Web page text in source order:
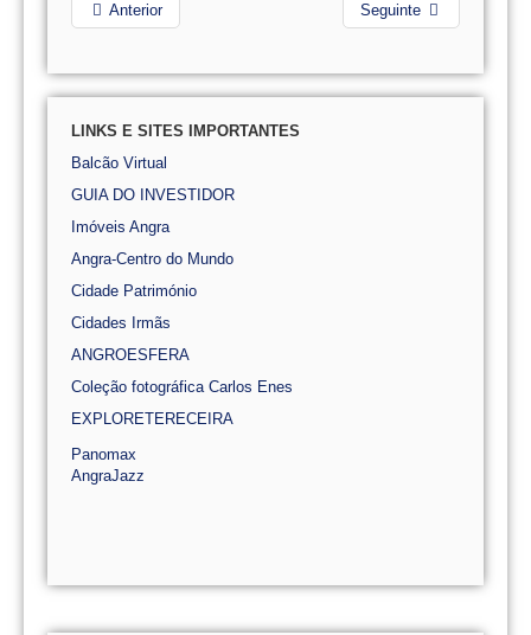
Anterior Seguinte
LINKS E SITES IMPORTANTES
Balcão Virtual
GUIA DO INVESTIDOR
Imóveis Angra
Angra-Centro do Mundo
Cidade Património
Cidades Irmãs
ANGROESFERA
Coleção fotográfica Carlos Enes
EXPLORETERECEIRA
Panomax
AngraJazz